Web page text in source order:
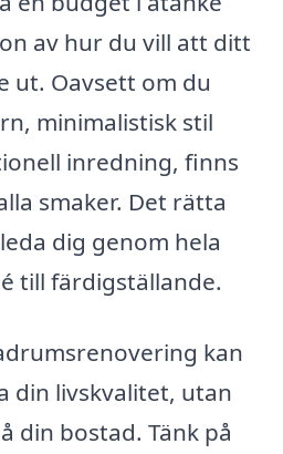
av hur du vill att ditt
ut. Oavsett om du
minimalistisk stil
inredning, finns
smaker. Det rätta
dig genom hela
till färdigställande.
kan
din livskvalitet, utan
din bostad. Tänk på